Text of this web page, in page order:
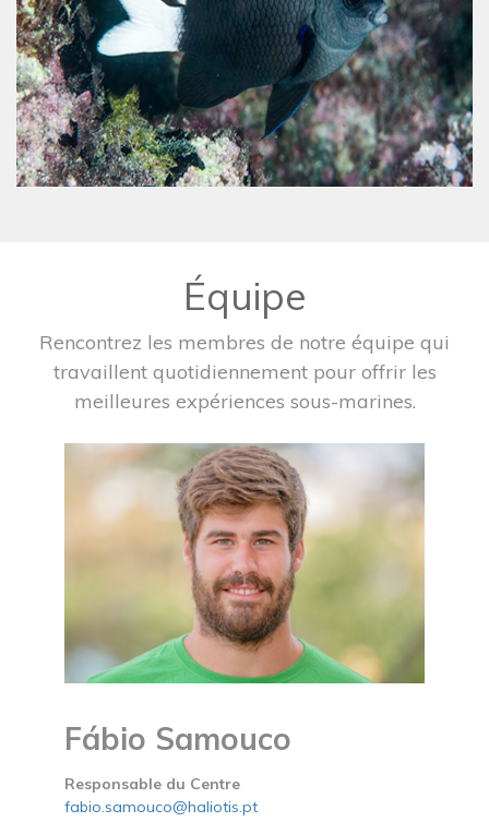
Équipe
Rencontrez les membres de notre équipe qui
travaillent quotidiennement pour offrir les
meilleures expériences sous-marines.
Fábio Samouco
Responsable du Centre
fabio.samouco@haliotis.pt